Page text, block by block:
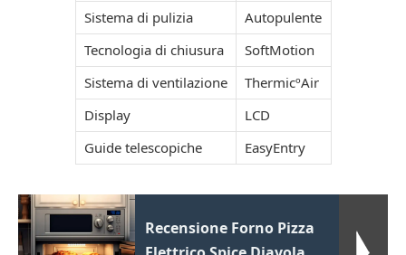
Sistema di pulizia
Autopulente
Tecnologia di chiusura
SoftMotion
Sistema di ventilazione
ThermicºAir
Display
LCD
Guide telescopiche
EasyEntry
Recensione Forno Pizza